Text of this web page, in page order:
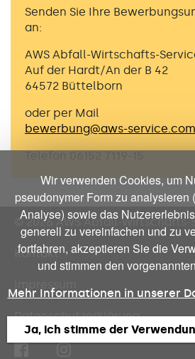
Senden Sie Ihre
an:
AWS Abfall-Wirtschafts-
Auf der Hardt/An der B 42
64572 Büttelborn
oder per Mail
bewerbung@aws-service.com
© 2026 AWSAbfall-Wirtschafts-
Kontakt
Datenschutzerklärung
Wir verwenden Cookies, um
pseudonymer Form zu analysieren
Analyse) sowie das
generell zu vereinfachen und zu
fortfahren, akzeptieren Sie die
und stimmen den
Mehr Informationen in unserer
Ja, ich stimme der